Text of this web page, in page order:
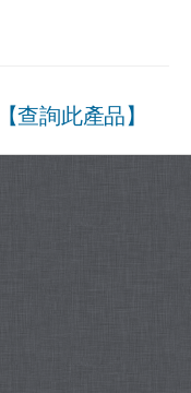
【查詢此產品】